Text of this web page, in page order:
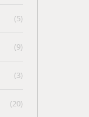
(5)
(9)
(3)
(20)